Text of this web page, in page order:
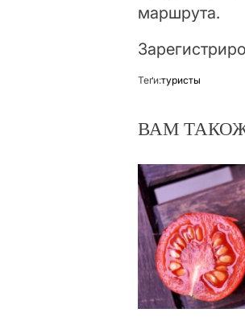
маршрута.
Теґи:туристы
ВАМ